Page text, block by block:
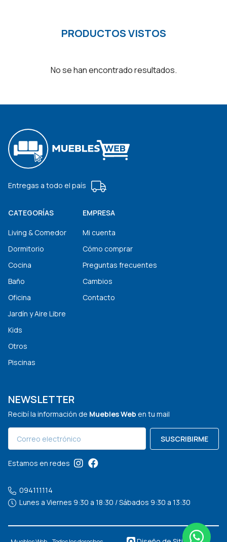
PRODUCTOS VISTOS
No se han encontrado resultados.
Entregas a todo el país
CATEGORÍAS
Living & Comedor
Dormitorio
Cocina
Baño
Oficina
Jardín y Aire Libre
Kids
Otros
Piscinas
EMPRESA
Mi cuenta
Cómo comprar
Preguntas frecuentes
Cambios
Contacto
NEWSLETTER
Recibí la información de Muebles Web en tu mail
SUSCRIBIRME
Estamos en redes
094111114
Lunes a Viernes 9:30 a 18:30 / Sábados 9:30 a 13:30